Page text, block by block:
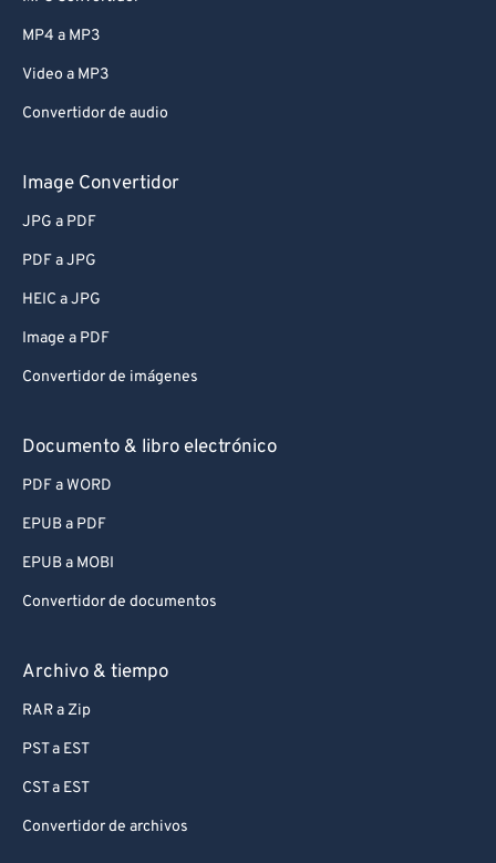
MP4 a MP3
Video a MP3
Convertidor de audio
Image Convertidor
JPG a PDF
PDF a JPG
HEIC a JPG
Image a PDF
Convertidor de imágenes
Documento & libro electrónico
PDF a WORD
EPUB a PDF
EPUB a MOBI
Convertidor de documentos
Archivo & tiempo
RAR a Zip
PST a EST
CST a EST
Convertidor de archivos